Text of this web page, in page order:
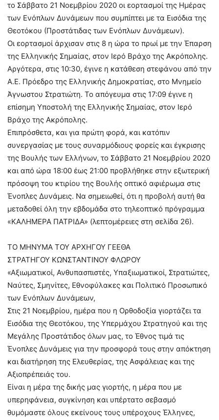
το Σάββατο 21 Νοεμβρίου 2020 οι εορτασμοί της Ημέρας
των Ενόπλων Δυνάμεων που συμπίπτει με τα Εισόδια της
Θεοτόκου (Προστάτιδας των Ενόπλων Δυνάμεων).
Οι εορτασμοί άρχισαν στις 8 η ώρα το πρωί με την Έπαρση
της Ελληνικής Σημαίας, στον Ιερό Βράχο της Ακρόπολης.
Αργότερα, στις 10:30, έγινε η κατάθεση στεφάνου από την
Α.Ε. Πρόεδρο της Ελληνικής Δημοκρατίας, στο Μνημείο
Άγνωστου Στρατιώτη. Το απόγευμα στις 17:09 έγινε η
επίσημη Υποστολή της Ελληνικής Σημαίας, στον Ιερό
Βράχο της Ακρόπολης.
Επιπρόσθετα, και για πρώτη φορά, και κατόπιν
συνεργασίας με τους συναρμόδιους φορείς και έγκρισης
της Βουλής των Ελλήνων, το Σάββατο 21 Νοεμβρίου 2020
και από ώρα 18:00 έως 21:00 προβλήθηκε στην εξωτερική
πρόσοψη του κτιρίου της Βουλής οπτικό αφιέρωμα στις
Ένοπλες Δυνάμεις. Να σημειωθεί, ότι η προβολή αυτή θα
μεταδοθεί όλη την εβδομάδα στο τηλεοπτικό πρόγραμμα
«ΚΑΛΗΜΕΡΑ ΠΑΤΡΙΔΑ» (λεπτομέρειες στη σελίδα 26).
ΤΟ ΜΗΝΥΜΑ ΤΟΥ ΑΡΧΗΓΟΥ ΓΕΕΘΑ
ΣΤΡΑΤΗΓΟΥ ΚΩΝΣΤΑΝΤΙΝΟΥ ΦΛΩΡΟΥ
«Αξιωματικοί, Ανθυπασπιστές, Υπαξιωματικοί, Στρατιώτες,
Ναύτες, Σμηνίτες, Εθνοφύλακες και Πολιτικό Προσωπικό
των Ενόπλων Δυνάμεων,
Στις 21 Νοεμβρίου, ημέρα που η Ορθοδοξία γιορτάζει τα
Εισόδια της Θεοτόκου, της Υπερμάχου Στρατηγού και της
Μεγάλης Προστάτιδος όλων μας, το Έθνος τιμά τις
Ένοπλες Δυνάμεις για την προσφορά τους στην απόκτηση
και διατήρηση της Ελευθερίας, της Ασφάλειας και της
Αξιοπρέπειάς του.
Είναι η μέρα της δικής μας γιορτής, η μέρα που με
υπερηφάνεια, συγκίνηση και υπέρτατο σεβασμό
θυμόμαστε όλους εκείνους τους υπέροχους Έλληνες,